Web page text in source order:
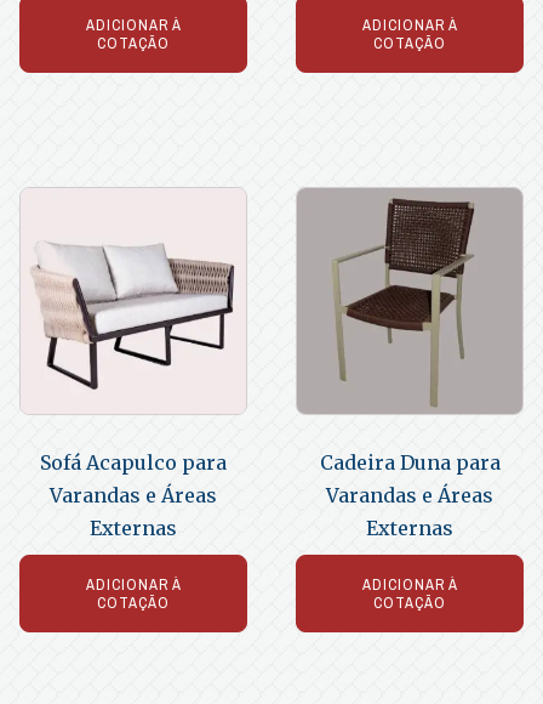
ADICIONAR À
COTAÇÃO
ADICIONAR À
COTAÇÃO
Sofá Acapulco para
Varandas e Áreas
Externas
ADICIONAR À
COTAÇÃO
Cadeira Duna para
Varandas e Áreas
Externas
ADICIONAR À
COTAÇÃO